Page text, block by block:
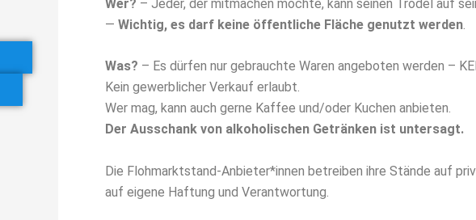
Wer? – Jeder, der mitmachen möchte, kann seinen Trödel auf
— Wichtig, es darf keine öffentliche Fläche genutzt werden
Was? – Es dürfen nur gebrauchte Waren angeboten werden –
Kein gewerblicher Verkauf erlaubt.
Wer mag, kann auch gerne Kaffee und/oder Kuchen anbieten.
Der Ausschank von alkoholischen Getränken ist untersagt.
Die Flohmarktstand-Anbieter*innen betreiben ihre Stände auf
auf eigene Haftung und Verantwortung.